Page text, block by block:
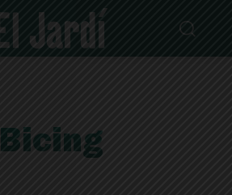
Bicing